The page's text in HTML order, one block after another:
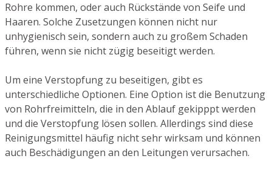
Rohre kommen, oder auch Rückstände von Seife und
Haaren. Solche Zusetzungen können nicht nur
unhygienisch sein, sondern auch zu großem Schaden
führen, wenn sie nicht zügig beseitigt werden.
Um eine Verstopfung zu beseitigen, gibt es
unterschiedliche Optionen. Eine Option ist die Benutzung
von Rohrfreimitteln, die in den Ablauf gekipppt werden
und die Verstopfung lösen sollen. Allerdings sind diese
Reinigungsmittel häufig nicht sehr wirksam und können
auch Beschädigungen an den Leitungen verursachen.